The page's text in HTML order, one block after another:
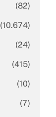
(82)
(10.674)
(24)
(415)
(10)
(7)